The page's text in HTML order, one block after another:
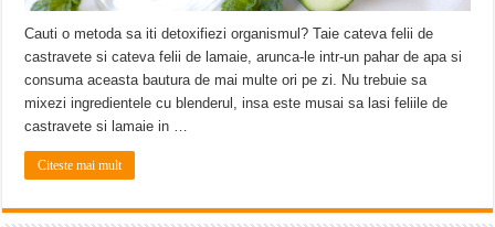
Cauti o metoda sa iti detoxifiezi organismul? Taie cateva felii de
castravete si cateva felii de lamaie, arunca-le intr-un pahar de apa si
consuma aceasta bautura de mai multe ori pe zi. Nu trebuie sa
mixezi ingredientele cu blenderul, insa este musai sa lasi feliile de
castravete si lamaie in …
Citeste mai mult